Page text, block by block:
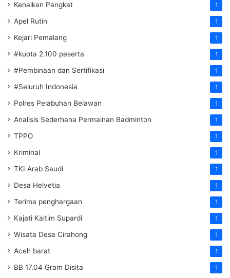
Kenaikan Pangkat 1
Apel Rutin 1
Kejari Pemalang 1
#kuota 2.100 peserta 1
#Pembinaan dan Sertifikasi 1
#Seluruh Indonesia 1
Polres Pelabuhan Belawan 1
Analisis Sederhana Permainan Badminton 1
TPPO 1
Kriminal 1
TKI Arab Saudi 1
Desa Helvetia 1
Terima penghargaan 1
Kajati Kaltim Supardi 1
Wisata Desa Cirahong 1
Aceh barat 1
BB 17.04 Gram Disita 1